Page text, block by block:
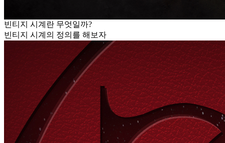
빈티지 시계란 무엇일까?
빈티지 시계의 정의를 해보자